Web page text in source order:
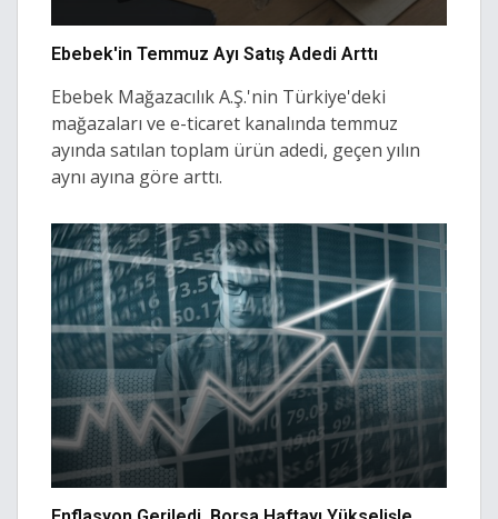
Ebebek'in Temmuz Ayı Satış Adedi Arttı
Ebebek Mağazacılık A.Ş.'nin Türkiye'deki
mağazaları ve e-ticaret kanalında temmuz
ayında satılan toplam ürün adedi, geçen yılın
aynı ayına göre arttı.